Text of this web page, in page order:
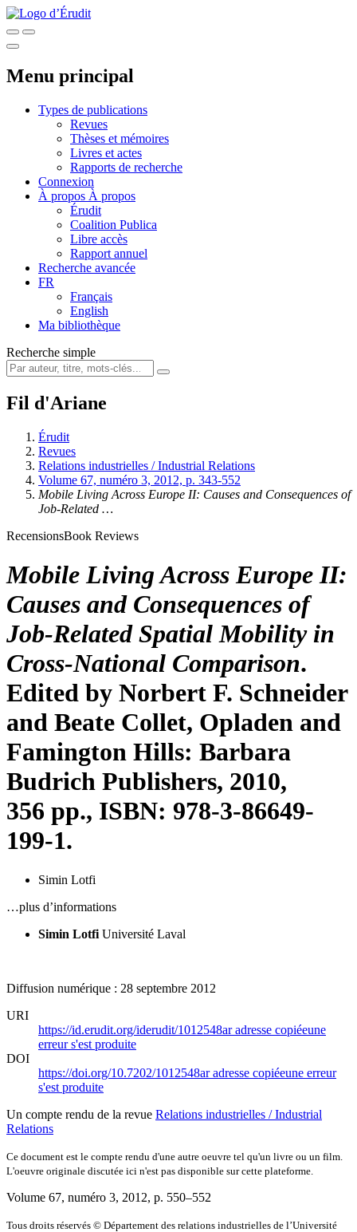
Menu principal
Types de publications
Revues
Thèses et mémoires
Livres et actes
Rapports de recherche
Connexion
À propos À propos
Érudit
Coalition Publica
Libre accès
Rapport annuel
Recherche avancée
FR
Français
English
Ma bibliothèque
Recherche simple
Fil d'Ariane
Érudit
Revues
Relations industrielles / Industrial Relations
Volume 67, numéro 3, 2012, p. 343-552
Mobile Living Across Europe II: Causes and Consequences of
Job-Related …
RecensionsBook Reviews
Mobile Living Across Europe II:
Causes and Consequences of
Job-Related Spatial Mobility in
Cross-National Comparison.
Edited by Norbert F. Schneider
and Beate Collet, Opladen and
Famington Hills: Barbara
Budrich Publishers, 2010,
356 pp., ISBN: 978-3-86649-
199-1.
Simin Lotfi
…plus d’informations
Simin Lotfi Université Laval
Diffusion numérique : 28 septembre 2012
URI
https://id.erudit.org/iderudit/1012548aradresse copiéeune
erreur s'est produite
DOI
https://doi.org/10.7202/1012548aradresse copiéeune erreur
s'est produite
Un compte rendu de la revue Relations industrielles / Industrial
Relations
Ce document est le compte rendu d'une autre oeuvre tel qu'un livre ou un film.
L'oeuvre originale discutée ici n'est pas disponible sur cette plateforme.
Volume 67, numéro 3, 2012, p. 550–552
Tous droits réservés © Département des relations industrielles de l’Université